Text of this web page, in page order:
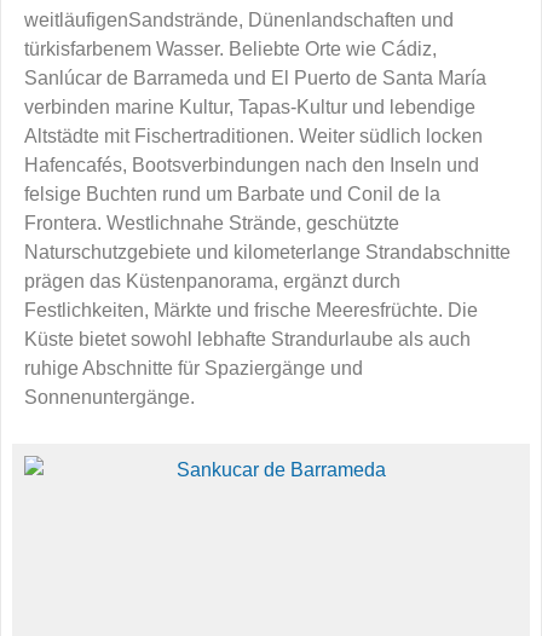
weitläufigenSandstrände, Dünenlandschaften und
türkisfarbenem Wasser. Beliebte Orte wie Cádiz,
Sanlúcar de Barrameda und El Puerto de Santa María
verbinden marine Kultur, Tapas-Kultur und lebendige
Altstädte mit Fischertraditionen. Weiter südlich locken
Hafencafés, Bootsverbindungen nach den Inseln und
felsige Buchten rund um Barbate und Conil de la
Frontera. Westlichnahe Strände, geschützte
Naturschutzgebiete und kilometerlange Strandabschnitte
prägen das Küstenpanorama, ergänzt durch
Festlichkeiten, Märkte und frische Meeresfrüchte. Die
Küste bietet sowohl lebhafte Strandurlaube als auch
ruhige Abschnitte für Spaziergänge und
Sonnenuntergänge.